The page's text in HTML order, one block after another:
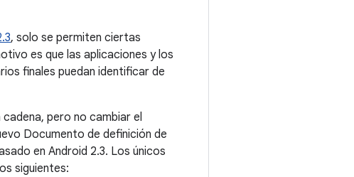
, solo se permiten ciertas
es que las aplicaciones y los
finales puedan identificar de
pero no cambiar el
Documento de definición de
en Android 2.3. Los únicos
siguientes: